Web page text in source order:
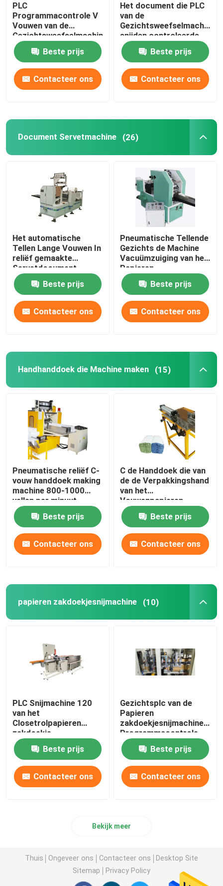
PLC
Programmacontrole V
Vouwen van de
Gezichtsweefselmachine
het Staal aan Staal
maakt 100m/Min in
reliëf
Beste prijs
Contacteer ons
Het document die PLC
van de
Gezichtsweefselmachine
snijden controleerde
180 Besnoeiingen/Min
Beste prijs
Contacteer ons
Document Servetmachine (26)
Het automatische
Tellen Lange Vouwen In
reliëf gemaakte
Servetdocument
Servetmachine
410x285mmBeste prijs
Contacteer ons
Pneumatische Tellende
Gezichts de Machine
Vacuümzuiging van het
Papieren
zakdoekjeservet
Beste prijs
Contacteer ons
Handhanddoek die Machine maken (15)
Pneumatische reliëf C-
vouw handdoek making
machine 800-1000
vellen per minuut
Beste prijs
Contacteer ons
C de Handdoek die van
de de Verpakkingshand
van het
Vouwenpapieren
zakdoekje Machine
0.5Mpa maken
Beste prijs
Contacteer ons
papieren zakdoekjesnijmachine (10)
PLC Snijmachine 120
van het
Closetrolpapieren
zakdoekje
Besnoeiingen/Min
Beste prijs
Contacteer ons
Gezichtsplc van de
Papieren
zakdoekjesnijmachine
Programmacontrole
180cuts/Min
Beste prijs
Contacteer ons
Bekijk meer
Thuis Ongeveer ons Contacteer ons
Desktop Site
Sitemap
Privacy Policy